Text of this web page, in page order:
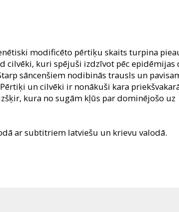
modificēto pērtiķu skaits turpina
cilvēki, kuri spējuši izdzīvot pēc epidēmijas
sāncenšiem nodibinās trausls un
un cilvēki ir nonākuši kara
kura no sugām kļūs par dominējošo uz
ar subtitriem latviešu un krievu valodā.